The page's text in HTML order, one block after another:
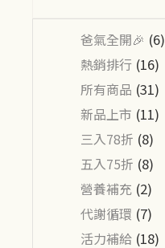
爸氣全開🎉 (6)
熱銷排行 (16)
所有商品 (31)
新品上市 (11)
三入78折 (8)
五入75折 (8)
營養補充 (2)
代謝循環 (7)
活力補給 (18)